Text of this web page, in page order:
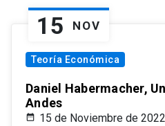
15 NOV
Teoría Económica
Daniel Habermacher,
Andes
15 de Noviembre de 2022